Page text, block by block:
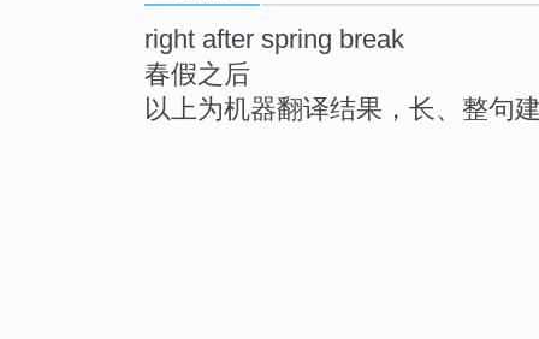
right after spring break
春假之后
以上为机器翻译结果，长、整句